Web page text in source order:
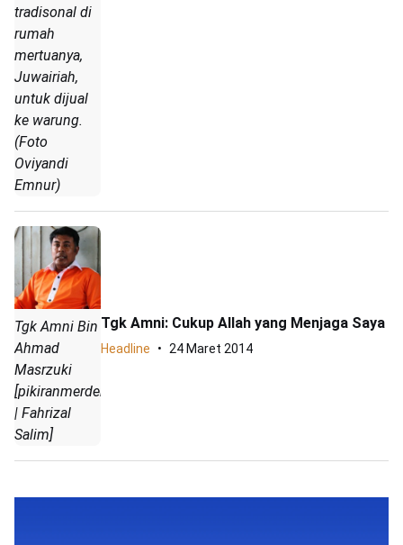
tradisonal di
rumah
mertuanya,
Juwairiah,
untuk dijual
ke warung.
(Foto
Oviyandi
Emnur)
Tgk Amni Bin
Ahmad
Masrzuki
[pikiranmerdeka.com
| Fahrizal
Salim]
Tgk Amni: Cukup Allah yang Menjaga Saya
Headline 24 Maret 2014